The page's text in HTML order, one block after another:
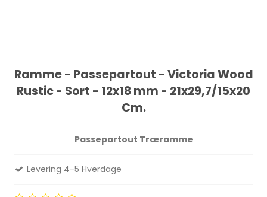
Ramme - Passepartout - Victoria Wood
Rustic - Sort - 12x18 mm - 21x29,7/15x20
Cm.
Passepartout Træramme
Levering 4-5 Hverdage